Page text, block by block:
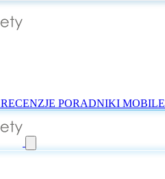
RECENZJE PORADNIKI MOBILE